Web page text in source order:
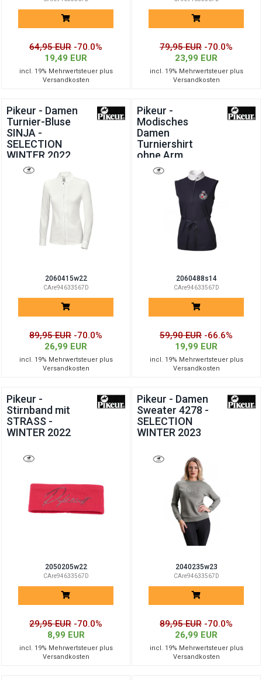
64,95 EUR -70.0%
19,49 EUR
incl. 19% Mehrwertsteuer plus
Versandkosten
79,95 EUR -70.0%
23,99 EUR
incl. 19% Mehrwertsteuer plus
Versandkosten
Pikeur - Damen
Turnier-Bluse
SINJA -
SELECTION
WINTER 2022
2060415w22
CAre94633567D
89,95 EUR -70.0%
26,99 EUR
incl. 19% Mehrwertsteuer plus
Versandkosten
Pikeur -
Modisches
Damen
Turniershirt
ohne Arm
2060488s14
CAre94633567D
59,90 EUR -66.6%
19,99 EUR
incl. 19% Mehrwertsteuer plus
Versandkosten
Pikeur -
Stirnband mit
STRASS -
WINTER 2022
2050205w22
CAre94633567D
29,95 EUR -70.0%
8,99 EUR
incl. 19% Mehrwertsteuer plus
Versandkosten
Pikeur - Damen
Sweater 4278 -
SELECTION
WINTER 2023
2040235w23
CAre94633567D
89,95 EUR -70.0%
26,99 EUR
incl. 19% Mehrwertsteuer plus
Versandkosten